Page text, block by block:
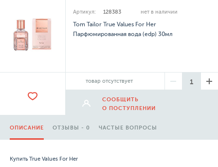
Артикул: 128383 нет в наличии
Tom Tailor True Values For Her
Парфюмированная вода (edp) 30мл
товар отсутствует
СООБЩИТЬ
О ПОСТУПЛЕНИИ
ОПИСАНИЕ ОТЗЫВЫ - 0 ЧАСТЫЕ ВОПРОСЫ
Купить True Values For Her